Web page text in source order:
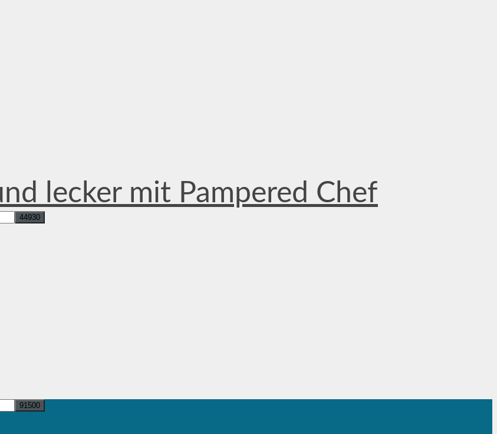
lecker mit Pampered Chef